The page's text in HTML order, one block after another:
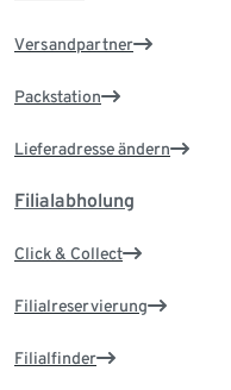
Versandpartner
Packstation
Lieferadresse ändern
Filialabholung
Click & Collect
Filialreservierung
Filialfinder